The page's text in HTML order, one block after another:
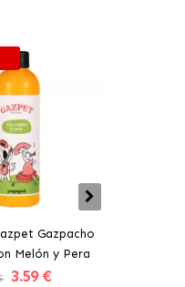
Gazpacho
Melón y Pera
y Gatos
3.59 €